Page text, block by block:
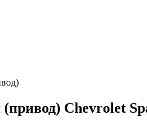
(привод) Chevrolet